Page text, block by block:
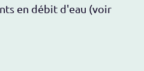
en débit d'eau (voir